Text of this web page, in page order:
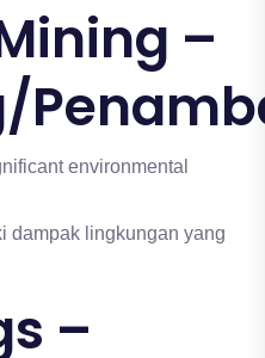
–
environmental
dampak lingkungan yang
–